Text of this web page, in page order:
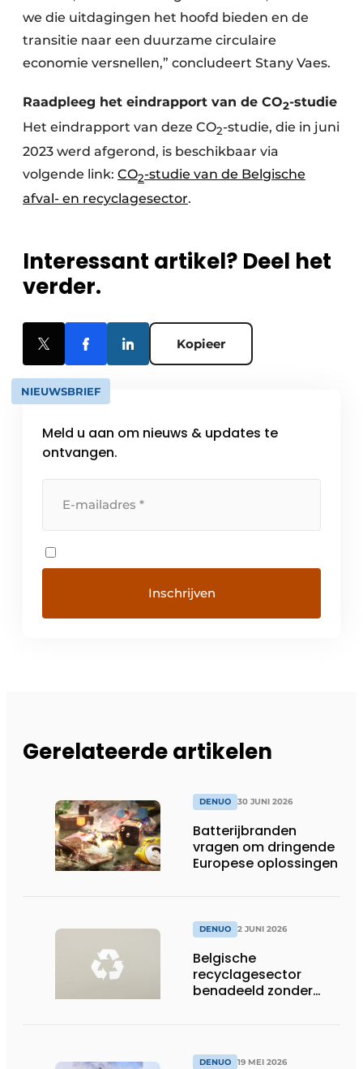
we die uitdagingen het hoofd bieden en de
transitie naar een duurzame circulaire
economie versnellen,” concludeert Stany Vaes.
Raadpleeg het eindrapport van de CO2-studie
Het eindrapport van deze CO2-studie, die in juni
2023 werd afgerond, is beschikbaar via
volgende link: CO2-studie van de Belgische
afval- en recyclagesector.
Interessant artikel? Deel het
verder.
Kopieer
NIEUWSBRIEF
Meld u aan om nieuws & updates te
ontvangen.
Gerelateerde artikelen
DENUO 30 JUNI 2026
Batterijbranden
vragen om dringende
Europese oplossingen
DENUO 2 JUNI 2026
Belgische
recyclagesector
benadeeld zonder
plasticafvalexport
DENUO 19 MEI 2026